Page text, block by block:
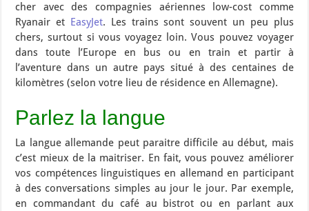
cher avec des compagnies aériennes low-cost comme
Ryanair et EasyJet. Les trains sont souvent un peu plus
chers, surtout si vous voyagez loin. Vous pouvez voyager
dans toute l’Europe en bus ou en train et partir à
l’aventure dans un autre pays situé à des centaines de
kilomètres (selon votre lieu de résidence en Allemagne).
Parlez la langue
La langue allemande peut paraitre difficile au début, mais
c’est mieux de la maitriser. En fait, vous pouvez améliorer
vos compétences linguistiques en allemand en participant
à des conversations simples au jour le jour. Par exemple,
en commandant du café au bistrot ou en parlant aux